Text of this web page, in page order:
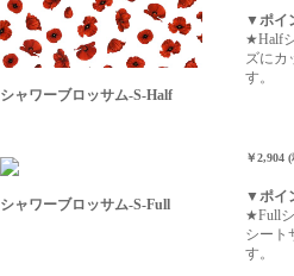
シャワーブロッサム-S-Half
▼ポイ
★Half
ズにカ
す。
シャワーブロッサム-S-Full
￥2,904
▼ポイ
★Full
シート
す。